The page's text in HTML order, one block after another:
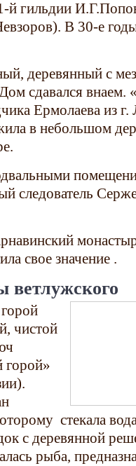
гильдии
В 30-е
деревянный с
сдавался внаем.
Ермолаева из
в небольшом
следователь
свое значение .
ветлужского
чистой
горой»
стекала
с деревянной
рыба,